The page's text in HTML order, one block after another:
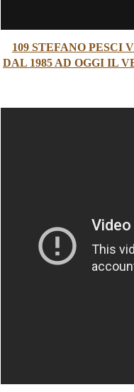
109 STEFANO
DAL 1985 AD OGGI IL